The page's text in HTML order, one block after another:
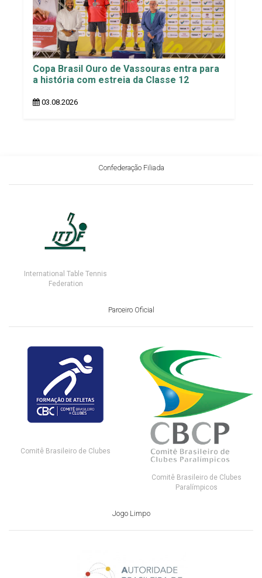
Copa Brasil Ouro de Vassouras entra para
a história com estreia da Classe 12
03.08.2026
Confederação Filiada
International Table Tennis
Federation
Parceiro Oficial
Comitê Brasileiro de Clubes
Comitê Brasileiro de Clubes
Paralímpicos
Jogo Limpo